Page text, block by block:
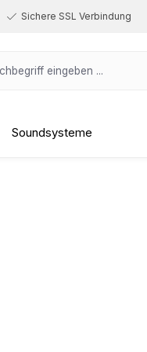
Sichere SSL Verbindung
Soundsysteme